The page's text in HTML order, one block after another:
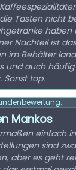
Tasten nicht
haben
Nachteil ist
im Behälter
und auch häufig
Sonst top.
Mankos
einfach
sind
aber es geht